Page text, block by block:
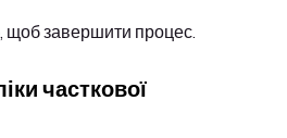
щоб завершити процес.
часткової